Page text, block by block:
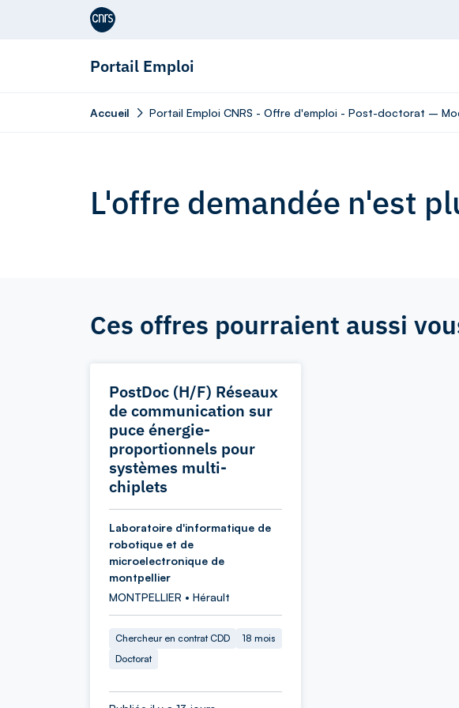
Aller au contenu
Portail Emploi
Accueil Portail Emploi CNRS - Offre d'emploi - Post-doctorat –
L'offre demandée n'est
Ces offres pourraient aussi
PostDoc (H/F) Réseaux
de communication sur
puce énergie-
proportionnels pour
systèmes multi-
chiplets
Laboratoire d'informatique de
robotique et de
microelectronique de
montpellier
MONTPELLIER • Hérault
Chercheur en contrat CDD
18 mois
Doctorat